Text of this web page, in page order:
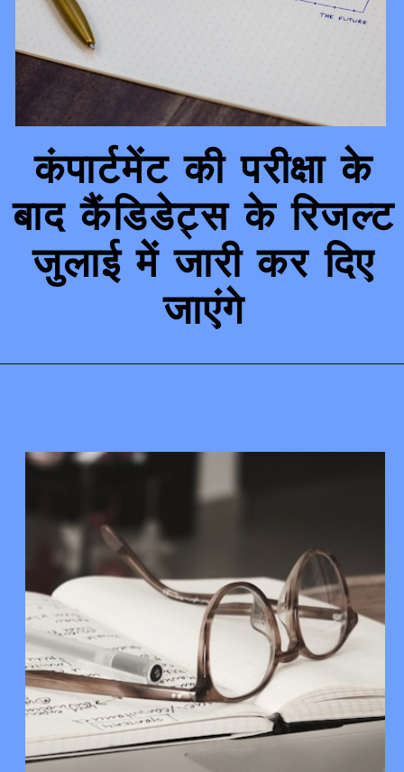
कंपार्टमेंट की परीक्षा के
बाद कैंडिडेट्स के रिजल्ट
जुलाई में जारी कर दिए
जाएंगे